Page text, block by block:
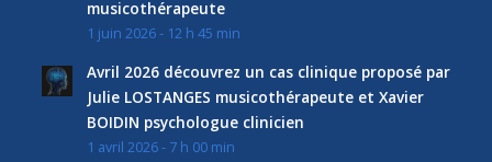
musicothérapeute
1 juin 2026 - 12 h 45 min
Avril 2026 découvrez un cas clinique proposé par
Julie LOSTANGES musicothérapeute et Xavier
BOIDIN psychologue clinicien
1 avril 2026 - 7 h 00 min